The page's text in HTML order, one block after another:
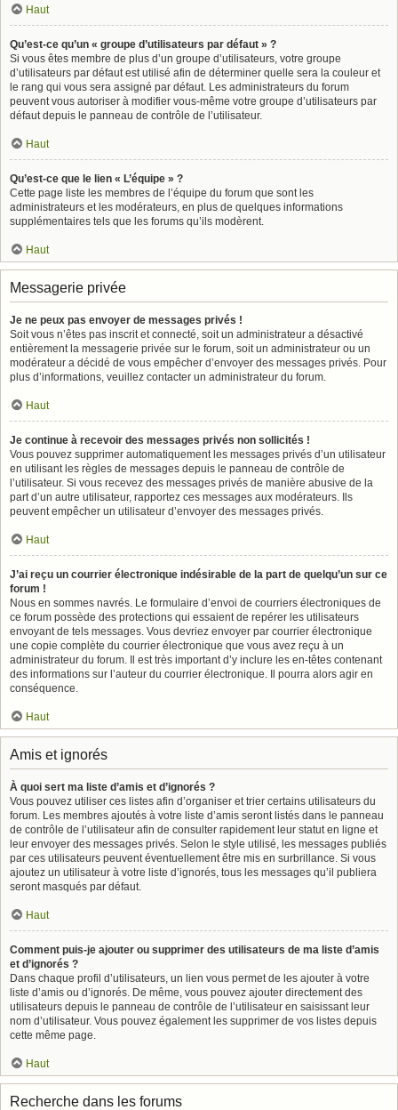
Haut
Qu’est-ce qu’un « groupe d’utilisateurs par défaut » ?
Si vous êtes membre de plus d’un groupe d’utilisateurs, votre groupe
d’utilisateurs par défaut est utilisé afin de déterminer quelle sera la couleur et
le rang qui vous sera assigné par défaut. Les administrateurs du forum
peuvent vous autoriser à modifier vous-même votre groupe d’utilisateurs par
défaut depuis le panneau de contrôle de l’utilisateur.
Haut
Qu’est-ce que le lien « L’équipe » ?
Cette page liste les membres de l’équipe du forum que sont les
administrateurs et les modérateurs, en plus de quelques informations
supplémentaires tels que les forums qu’ils modèrent.
Haut
Messagerie privée
Je ne peux pas envoyer de messages privés !
Soit vous n’êtes pas inscrit et connecté, soit un administrateur a désactivé
entièrement la messagerie privée sur le forum, soit un administrateur ou un
modérateur a décidé de vous empêcher d’envoyer des messages privés. Pour
plus d’informations, veuillez contacter un administrateur du forum.
Haut
Je continue à recevoir des messages privés non sollicités !
Vous pouvez supprimer automatiquement les messages privés d’un utilisateur
en utilisant les règles de messages depuis le panneau de contrôle de
l’utilisateur. Si vous recevez des messages privés de manière abusive de la
part d’un autre utilisateur, rapportez ces messages aux modérateurs. Ils
peuvent empêcher un utilisateur d’envoyer des messages privés.
Haut
J’ai reçu un courrier électronique indésirable de la part de quelqu’un sur ce
forum !
Nous en sommes navrés. Le formulaire d’envoi de courriers électroniques de
ce forum possède des protections qui essaient de repérer les utilisateurs
envoyant de tels messages. Vous devriez envoyer par courrier électronique
une copie complète du courrier électronique que vous avez reçu à un
administrateur du forum. Il est très important d’y inclure les en-têtes contenant
des informations sur l’auteur du courrier électronique. Il pourra alors agir en
conséquence.
Haut
Amis et ignorés
À quoi sert ma liste d’amis et d’ignorés ?
Vous pouvez utiliser ces listes afin d’organiser et trier certains utilisateurs du
forum. Les membres ajoutés à votre liste d’amis seront listés dans le panneau
de contrôle de l’utilisateur afin de consulter rapidement leur statut en ligne et
leur envoyer des messages privés. Selon le style utilisé, les messages publiés
par ces utilisateurs peuvent éventuellement être mis en surbrillance. Si vous
ajoutez un utilisateur à votre liste d’ignorés, tous les messages qu’il publiera
seront masqués par défaut.
Haut
Comment puis-je ajouter ou supprimer des utilisateurs de ma liste d’amis
et d’ignorés ?
Dans chaque profil d’utilisateurs, un lien vous permet de les ajouter à votre
liste d’amis ou d’ignorés. De même, vous pouvez ajouter directement des
utilisateurs depuis le panneau de contrôle de l’utilisateur en saisissant leur
nom d’utilisateur. Vous pouvez également les supprimer de vos listes depuis
cette même page.
Haut
Recherche dans les forums